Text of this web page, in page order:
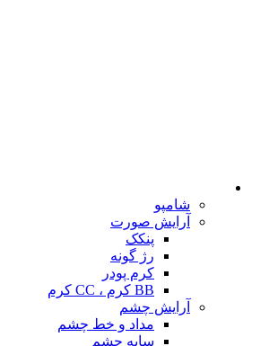
شامپو
آرایش صورت
پنکک
رژ گونه
کرم پودر
BB کرم ، CC کرم
آرایش چشم
مداد و خط چشم
سایه چشم